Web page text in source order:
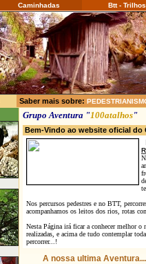
Caminhadas Btt - Trilhos
Saber mais sobre:
Grupo Aventura "100atalhos"
Bem-Vindo ao website oficial do
Nos percursos pedestres e no BTT,
acompanhamos os leitos dos rios, rotas
Nesta Página irá ficar a conhecer melhor
realizadas, e acima de tudo contemplar
percorrer...!
A nossa ultima Aventura...